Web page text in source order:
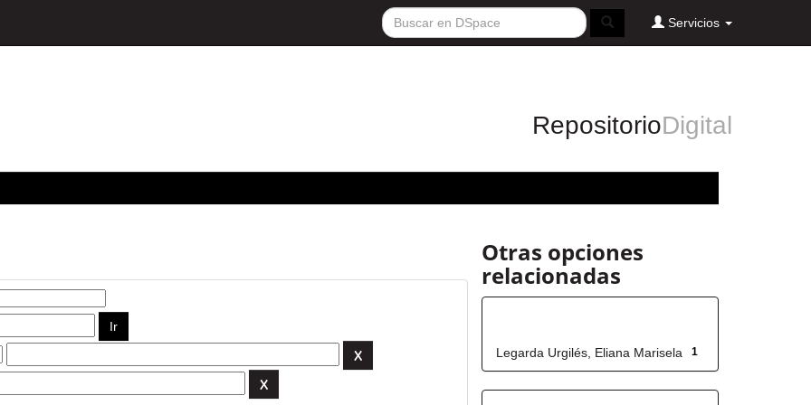
Servicios
RepositorioDigital
Otras opciones
relacionadas
1
Legarda Urgilés, Eliana Marisela